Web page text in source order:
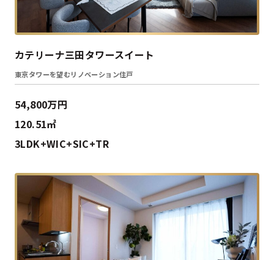
カテリーナ三田タワースイート
東京タワーを望むリノベーション住戸
54,800万円
120.51㎡
3LDK+WIC+SIC+TR